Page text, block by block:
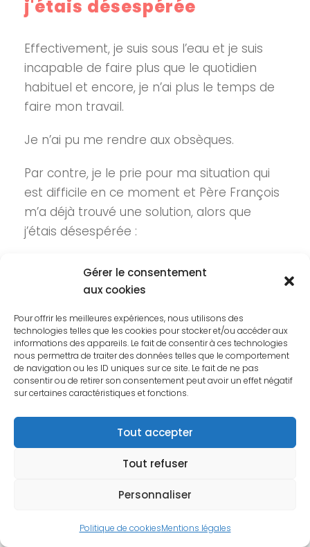
Gérer le consentement
aux cookies
Pour offrir les meilleures expériences, nous utilisons des
technologies telles que les cookies pour stocker et/ou accéder aux
informations des appareils. Le fait de consentir à ces technologies
nous permettra de traiter des données telles que le comportement
de navigation ou les ID uniques sur ce site. Le fait de ne pas
consentir ou de retirer son consentement peut avoir un effet négatif
sur certaines caractéristiques et fonctions.
Tout accepter
Tout refuser
Personnaliser
Politique de cookiesMentions légales
j'étais désespérée
Effectivement, je suis sous l’eau et je suis
incapable de faire plus que le quotidien
habituel et encore, je n’ai plus le temps de
faire mon travail.
Je n’ai pu me rendre aux obsèques.
Par contre, je le prie pour ma situation qui
est difficile en ce moment et Père François
m’a déjà trouvé une solution, alors que
j’étais désespérée :
La solution est arrivée à l’issue de ses
obsèques, ce mardi 26 mai, jour de ses
ressemble étrangement à l’AFCP dont il
était membre, et c’est une personne dont
le nom est Joseph qui me l’a apportée…
En communion de prière pour lui,
Son testament spirituel au